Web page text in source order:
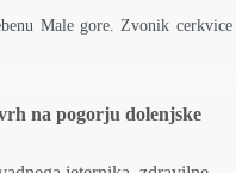
Male gore. Zvonik cerkvice
na pogorju dolenjske